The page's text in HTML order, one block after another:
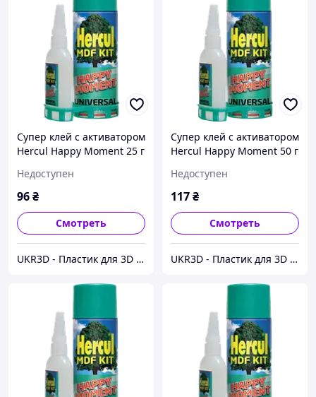
Супер клей с активатором
Hercul Happy Moment 25 г
Недоступен
96₴
Смотреть
UKR3D - Пластик для 3D принтера
Супер клей с активатором
Hercul Happy Moment 50 г
Недоступен
117₴
Смотреть
UKR3D - Пластик для 3D принтера